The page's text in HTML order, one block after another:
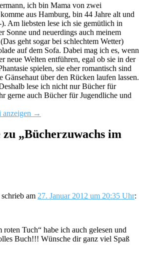
ich bin Mama von zwei
aus Hamburg, bin 44 Jahre alt und
Am liebsten lese ich sie gemütlich in
Sonne und neuerdings auch meinem
geht sogar bei schlechtem Wetter)
auf dem Sofa. Dabei mag ich es, wenn
neue Welten entführen, egal ob sie in der
spielen, sie eher romantisch sind
Gänsehaut über den Rücken laufen lassen.
lese ich nicht nur Bücher für
gerne auch Bücher für Jugendliche und
→
„Bücherzuwachs im
schrieb am 27. Januar 2012 um 20:35 Uhr:
roten Tuch“ habe ich auch gelesen und
Buch!!! Wünsche dir ganz viel Spaß